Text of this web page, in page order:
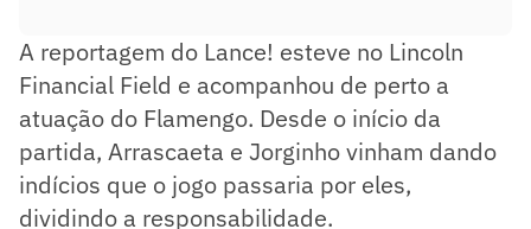
A reportagem do Lance! esteve no Lincoln
Financial Field e acompanhou de perto a
atuação do Flamengo. Desde o início da
partida, Arrascaeta e Jorginho vinham dando
indícios que o jogo passaria por eles,
dividindo a responsabilidade.